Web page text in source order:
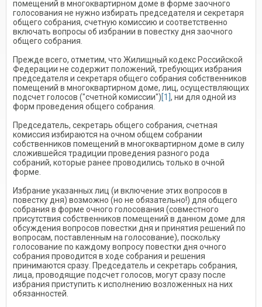
помещений в многоквартирном доме в форме заочного
голосования не нужно избирать председателя и секретаря
общего собрания, счетную комиссию и соответственно
включать вопросы об избрании в повестку дня заочного
общего собрания.
Прежде всего, отметим, что Жилищный кодекс Российской
Федерации не содержит положений, требующих избрания
председателя и секретаря общего собрания собственников
помещений в многоквартирном доме, лиц, осуществляющих
подсчет голосов ("счетной комиссии")[1] , ни для одной из
форм проведения общего собрания.
Председатель, секретарь общего собрания, счетная
комиссия избираются на очном общем собрании
собственников помещений в многоквартирном доме в силу
сложившейся традиции проведения разного рода
собраний, которые ранее проводились только в очной
форме.
Избрание указанных лиц (и включение этих вопросов в
повестку дня) возможно (но не обязательно!) для общего
собрания в форме очного голосования (совместного
присутствия собственников помещений в данном доме для
обсуждения вопросов повестки дня и принятия решений по
вопросам, поставленным на голосование), поскольку
голосование по каждому вопросу повестки дня очного
собрания проводится в ходе собрания и решения
принимаются сразу. Председатель и секретарь собрания,
лица, проводящие подсчет голосов, могут сразу после
избрания приступить к исполнению возложенных на них
обязанностей.